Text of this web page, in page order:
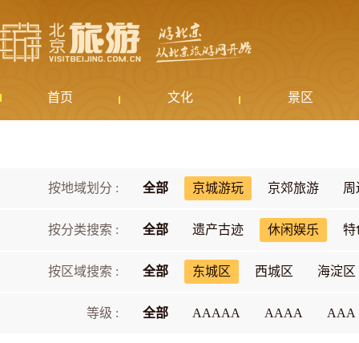
首页 文化 景区
按地域划分 : 全部 京城游玩 京郊旅游 周
按分类搜索 : 全部 遗产古迹 休闲娱乐 特
按区域搜索 : 全部 东城区 西城区 海淀区
等级 : 全部 AAAAA AAAA AAA